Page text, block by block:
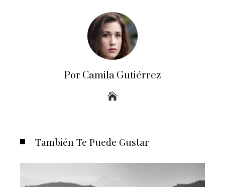
Por Camila Gutiérrez
También Te Puede Gustar